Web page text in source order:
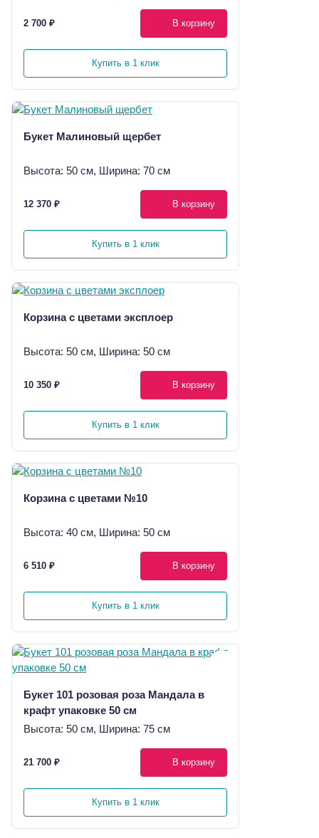
2 700 ₽ В корзину
Купить в 1 клик
Букет Малиновый щербет
Высота: 50 см, Ширина: 70 см
12 370 ₽ В корзину
Купить в 1 клик
Корзина с цветами эксплоер
Высота: 50 см, Ширина: 50 см
10 350 ₽ В корзину
Купить в 1 клик
Корзина с цветами №10
Высота: 40 см, Ширина: 50 см
6 510 ₽ В корзину
Купить в 1 клик
Букет 101 розовая роза Мандала в
крафт упаковке 50 см
Высота: 50 см, Ширина: 75 см
21 700 ₽ В корзину
Купить в 1 клик